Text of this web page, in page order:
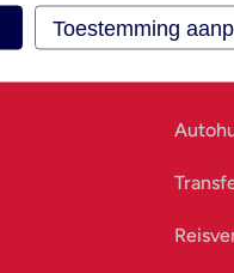
Toestemming